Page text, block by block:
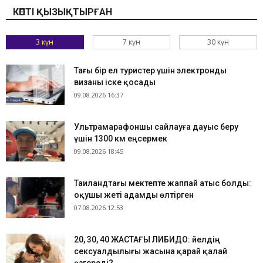
КӨПТІ ҚЫЗЫҚТЫРҒАН
3 күн 7 күн 30 күн
Тағы бір ел туристер үшін электронды
визаны іске қосады
09.08.2026 16:37
Ультрамарафоншы сайлауға дауыс беру
үшін 1300 км еңсермек
09.08.2026 18:45
Таиландтағы мектепте жаппай атыс болды:
оқушы жеті адамды өлтірген
07.08.2026 12:53
​20, 30, 40 ЖАСТАҒЫ ЛИБИДО: Әйелдің
сексуалдылығы жасына қарай қалай